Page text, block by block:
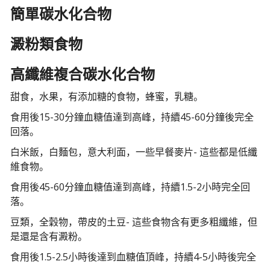
簡單碳水化合物
澱粉類食物
高纖維複合碳水化合物
甜食，水果，有添加糖的食物，蜂蜜，乳糖。
食用後15-30分鐘血糖值達到高峰，持續45-60分鐘後完全
回落。
白米飯，白麵包，意大利面，一些早餐麥片- 這些都是低纖
維食物。
食用後45-60分鐘血糖值達到高峰，持續1.5-2小時完全回
落。
豆類，全穀物，帶皮的土豆- 這些食物含有更多粗纖維，但
是還是含有澱粉。
食用後1.5-2.5小時後達到血糖值頂峰，持續4-5小時後完全